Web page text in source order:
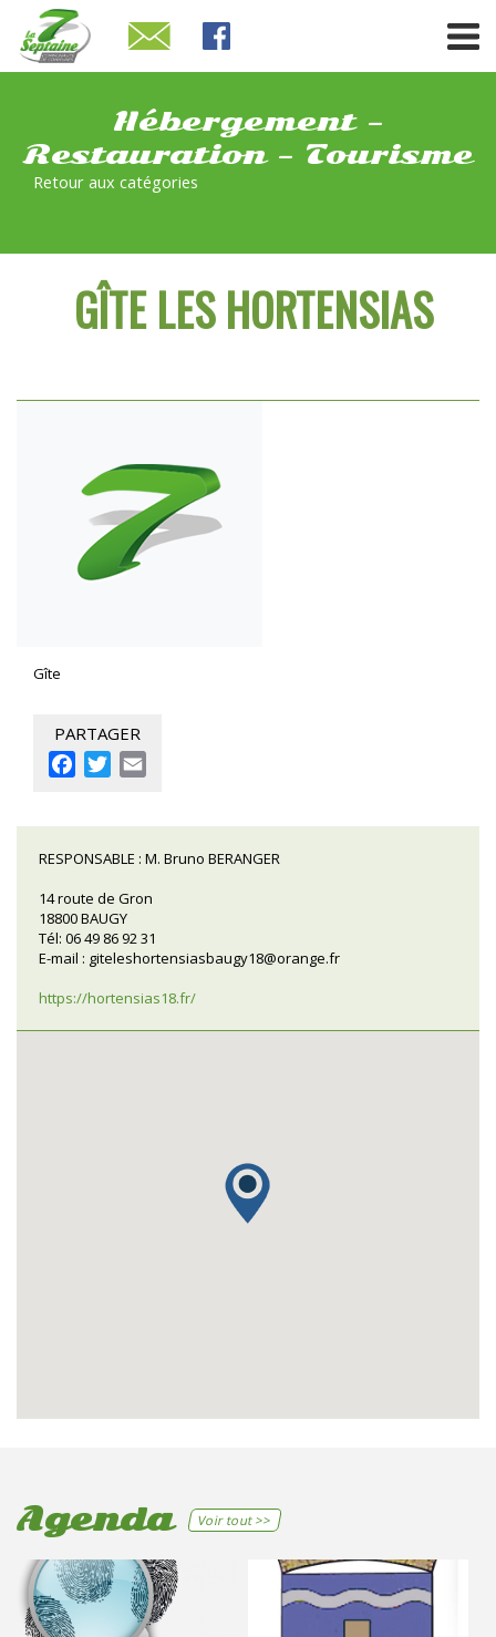
Hébergement -
Restauration - Tourisme
Retour aux catégories
GÎTE LES HORTENSIAS
Gîte
PARTAGER
FacebookTwitter
RESPONSABLE : M. Bruno BERANGER
14 route de Gron
18800 BAUGY
Tél: 06 49 86 92 31
E-mail : giteleshortensiasbaugy18@orange.fr
https://hortensias18.fr/
Agenda Voir tout >>